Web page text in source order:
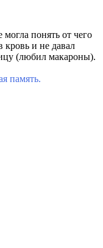
понять от чего
кровь и не давал
(любил макароны).
память.